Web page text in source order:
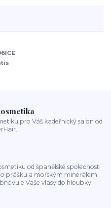
pro Váš kadeřnický salon od
od španělské společnosti
prášku a mořským minerálem
Vaše vlasy do hloubky.